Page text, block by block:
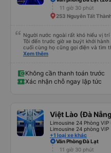
chuyển sang xe buýt khác để đến
đông và tôi phải ngồi trên một
tưởng. Nhìn chung: Mặc dù có
tích cực với công ty này. Đây là
đáng kể và tôi sẽ giới thiệu dịch
11 giờ 30 phút
253 Nguyễn Tất
Người nước ngoài rất khó hiểu vị
Tôi đến trước giờ xe buýt khởi
cuối cùng họ cũng gọi điện và tìm
sao thì tôi ngủ ngon hơn ở khách
Xem thêm
Không cần thanh toán trước
Xác nhận chỗ ngay lập tức
Việt Lào (Đà
Limousine 24 Phòng VIP
Limousine 24 phòng VIP
+1 loại xe khác
Văn Phòng Đà Lạt
11 giờ 30 phút